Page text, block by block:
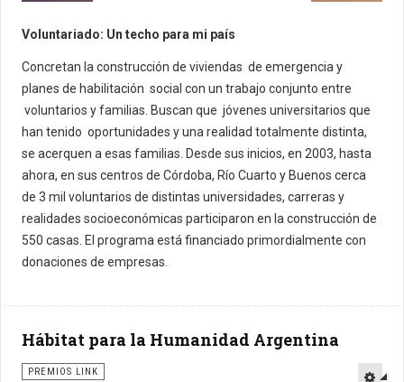
Voluntariado: Un techo para mi país
Concretan la construcción de viviendas de emergencia y
planes de habilitación social con un trabajo conjunto entre
voluntarios y familias. Buscan que jóvenes universitarios que
han tenido oportunidades y una realidad totalmente distinta,
se acerquen a esas familias. Desde sus inicios, en 2003, hasta
ahora, en sus centros de Córdoba, Río Cuarto y Buenos cerca
de 3 mil voluntarios de distintas universidades, carreras y
realidades socioeconómicas participaron en la construcción de
550 casas. El programa está financiado primordialmente con
donaciones de empresas.
Hábitat para la Humanidad Argentina
PREMIOS LINK